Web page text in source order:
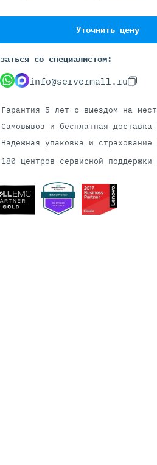
Серверы С GPU
С GPU NVIDIA
С GPU Huawei Ascend
С 2 GPU
С 8 GPU
Уточнить цену
со специалистом:
info@servermall.ru
Гарантия 5 лет с выездом на
Самовывоз и бесплатная доставка
Надежная упаковка и страхование
180 центров сервисной